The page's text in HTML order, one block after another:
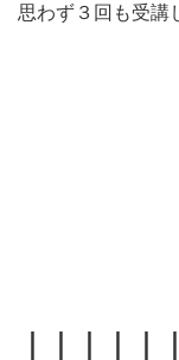
思わず３回も受講